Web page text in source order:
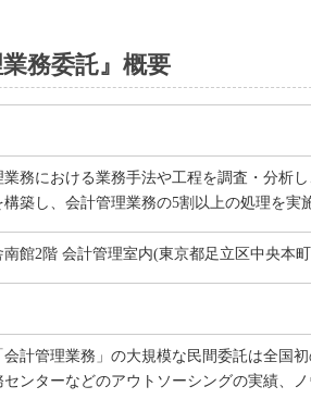
務委託』概要
務における業務手法や工程を調査・分析
築し、会計管理業務の5割以上の処理を実
館2階 会計管理室内(東京都足立区中央本
会計管理業務」の大規模な民間委託は全国初
センターなどのアウトソーシングの実績、